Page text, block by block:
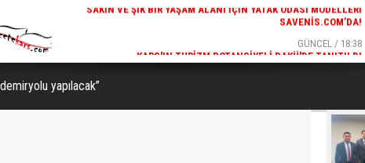
MODELLERI
SAVENIS.COM’DA!
GÜNCEL / 18:38
KARS'IN TURIZM POTANSIYELI BAKÜ'DE TANITILDI
yapılacak”